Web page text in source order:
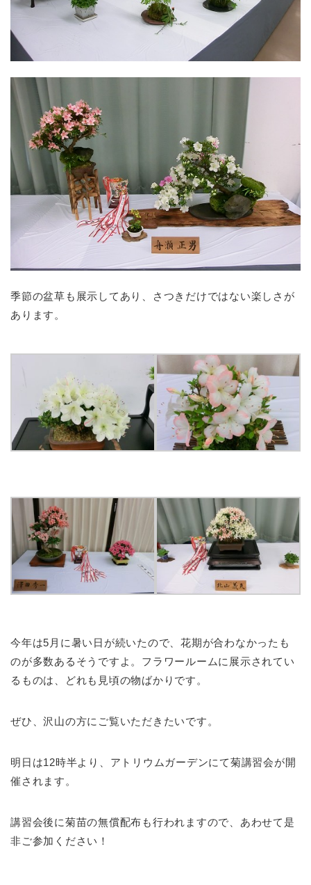
季節の盆草も展示してあり、さつきだけではない楽しさが
あります。
今年は5月に暑い日が続いたので、花期が合わなかったも
のが多数あるそうですよ。フラワールームに展示されてい
るものは、どれも見頃の物ばかりです。
ぜひ、沢山の方にご覧いただきたいです。
明日は12時半より、アトリウムガーデンにて菊講習会が開
催されます。
講習会後に菊苗の無償配布も行われますので、あわせて是
非ご参加ください！